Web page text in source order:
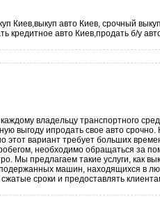
Киев,выкуп авто Киев, срочный
кредитное авто Киев,продать б/у
владельцу транспортного
выгоду ипродать свое авто срочно.
этот вариант требует больших
необходимо обращаться за
Мы предлагаем такие услуги, как
машин, находящихся в
сроки и предоставлять